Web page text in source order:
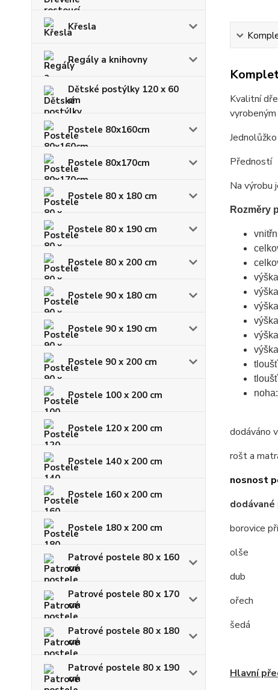
Křesla
Regály a knihovny
Dětské postýlky 120 x 60
cm
Postele 80x160cm
Postele 80x170cm
Postele 80 x 180 cm
Postele 80 x 190 cm
Postele 80 x 200 cm
Postele 90 x 180 cm
Postele 90 x 190 cm
Postele 90 x 200 cm
Postele 100 x 200 cm
Postele 120 x 200 cm
Postele 140 x 200 cm
Postele 160 x 200 cm
Postele 180 x 200 cm
Patrové postele 80 x 160
cm
Patrové postele 80 x 170
cm
Patrové postele 80 x 180
cm
Patrové postele 80 x 190
cm
Kvalitní
vyrobeným
Předností
Na výrobu
Rozměry
dodáváno
rošt a
nosnost
borovice
olše
dub
ořech
šedá
Hlavní